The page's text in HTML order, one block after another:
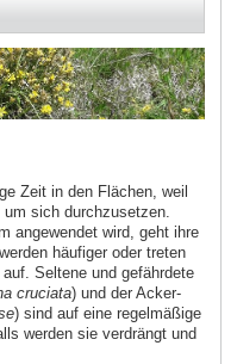
Zeit in den Flächen, weil
sich durchzusetzen.
angewendet wird, geht ihre
häufiger oder treten
Seltene und gefährdete
cruciata) und der Acker-
) sind auf eine regelmäßige
werden sie verdrängt und